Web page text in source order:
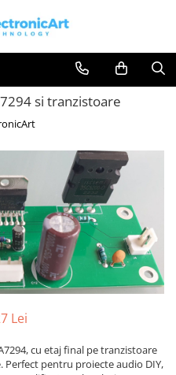
si tranzistoare
Lei
cu etaj final pe tranzistoare
pentru proiecte audio DIY,